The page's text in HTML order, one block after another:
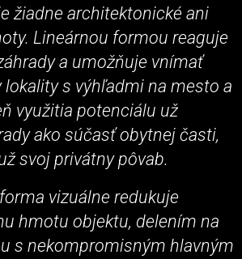
žiadne architektonické ani
Lineárnou formou reaguje
a umožňuje vnímať
lokality s výhľadmi na mesto a
využitia potenciálu už
ako súčasť obytnej časti,
svoj privátny pôvab.
vizuálne redukuje
hmotu objektu, delením na
s nekompromisným hlavným